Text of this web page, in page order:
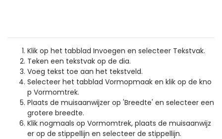
Klik op het tabblad Invoegen en selecteer Tekstvak.
Teken een tekstvak op de dia.
Voeg tekst toe aan het tekstveld.
Selecteer het tabblad Vormopmaak en klik op de kno
p Vormomtrek.
Plaats de muisaanwijzer op 'Breedte' en selecteer een
grotere breedte.
Klik nogmaals op Vormomtrek, plaats de muisaanwijz
er op de stippellijn en selecteer de stippellijn.